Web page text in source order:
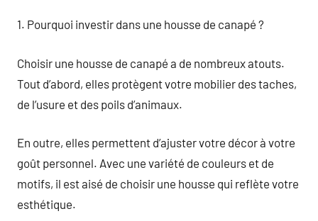
1. Pourquoi investir dans une housse de canapé ?
Choisir une housse de canapé a de nombreux atouts.
Tout d’abord, elles protègent votre mobilier des taches,
de l’usure et des poils d’animaux.
En outre, elles permettent d’ajuster votre décor à votre
goût personnel. Avec une variété de couleurs et de
motifs, il est aisé de choisir une housse qui reflète votre
esthétique.